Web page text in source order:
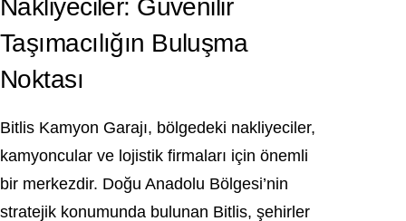
Nakliyeciler: Güvenilir
Taşımacılığın Buluşma
Noktası
Bitlis Kamyon Garajı, bölgedeki nakliyeciler,
kamyoncular ve lojistik firmaları için önemli
bir merkezdir. Doğu Anadolu Bölgesi’nin
stratejik konumunda bulunan Bitlis, şehirler